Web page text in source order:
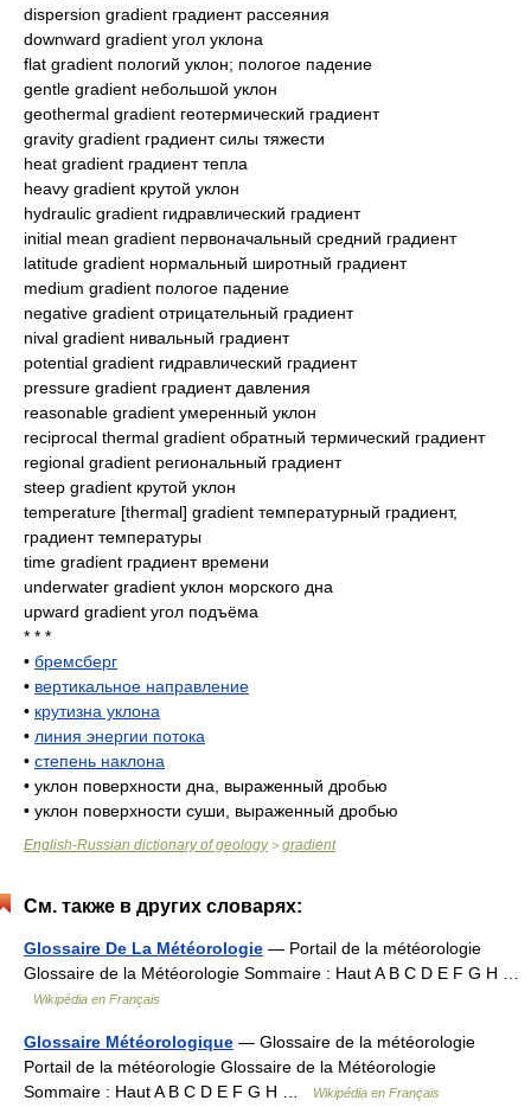
dispersion gradient градиент рассеяния
downward gradient угол уклона
flat gradient пологий уклон; пологое падение
gentle gradient небольшой уклон
geothermal gradient геотермический градиент
gravity gradient градиент силы тяжести
heat gradient градиент тепла
heavy gradient крутой уклон
hydraulic gradient гидравлический градиент
initial mean gradient первоначальный средний градиент
latitude gradient нормальный широтный градиент
medium gradient пологое падение
negative gradient отрицательный градиент
nival gradient нивальный градиент
potential gradient гидравлический градиент
pressure gradient градиент давления
reasonable gradient умеренный уклон
reciprocal thermal gradient обратный термический градиент
regional gradient региональный градиент
steep gradient крутой уклон
temperature [thermal] gradient температурный градиент,
градиент температуры
time gradient градиент времени
underwater gradient уклон морского дна
upward gradient угол подъёма
* * *
• бремсберг
• вертикальное направление
• крутизна уклона
• линия энергии потока
• степень наклона
• уклон поверхности дна, выраженный дробью
• уклон поверхности суши, выраженный дробью
English-Russian dictionary of geology> gradient
См. также в других словарях:
Glossaire De La Météorologie — Portail de la météorologie
Glossaire de la Météorologie Sommaire : Haut A B C D E F G H …
Wikipédia en Français
Glossaire Météorologique — Glossaire de la météorologie
Portail de la météorologie Glossaire de la Météorologie
Sommaire : Haut A B C D E F G H …
Wikipédia en Français